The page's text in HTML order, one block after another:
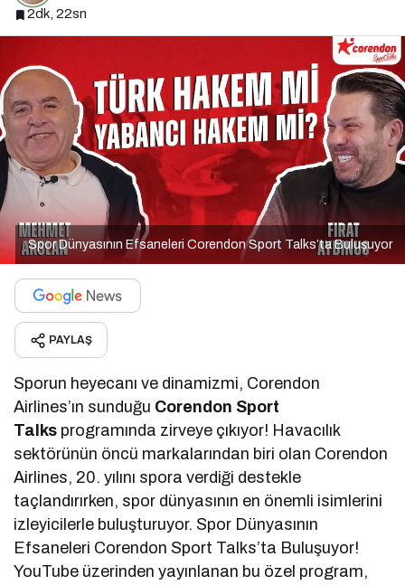
2dk, 22sn
Spor Dünyasının Efsaneleri Corendon Sport Talks’ta Buluşuyor
PAYLAŞ
Sporun heyecanı ve dinamizmi, Corendon
Airlines’ın sunduğu Corendon Sport
Talks programında zirveye çıkıyor! Havacılık
sektörünün öncü markalarından biri olan Corendon
Airlines, 20. yılını spora verdiği destekle
taçlandırırken, spor dünyasının en önemli isimlerini
izleyicilerle buluşturuyor. Spor Dünyasının
Efsaneleri Corendon Sport Talks’ta Buluşuyor!
YouTube üzerinden yayınlanan bu özel program,